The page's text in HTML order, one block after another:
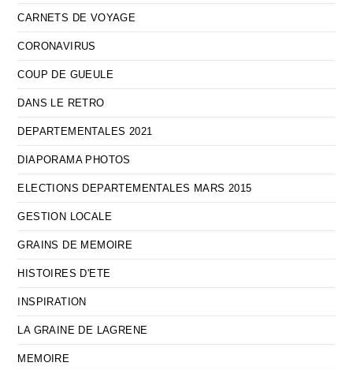
CARNETS DE VOYAGE
CORONAVIRUS
COUP DE GUEULE
DANS LE RETRO
DEPARTEMENTALES 2021
DIAPORAMA PHOTOS
ELECTIONS DEPARTEMENTALES MARS 2015
GESTION LOCALE
GRAINS DE MEMOIRE
HISTOIRES D'ETE
INSPIRATION
LA GRAINE DE LAGRENE
MEMOIRE